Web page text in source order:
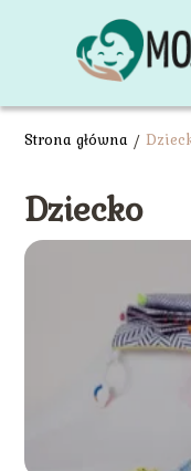
Strona główna /
Dziecko